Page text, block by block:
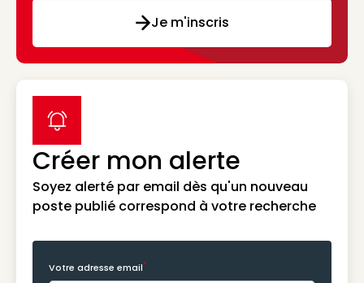
Je m'inscris
Créer mon alerte
Soyez alerté par email dès qu'un nouveau
poste publié correspond à votre recherche
label icon
Votre adresse email*